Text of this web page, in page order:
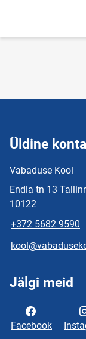
Üldine
Vabaduse Kool
Endla tn 13
10122
+372 5682 9590
Jälgi meid
Facebook